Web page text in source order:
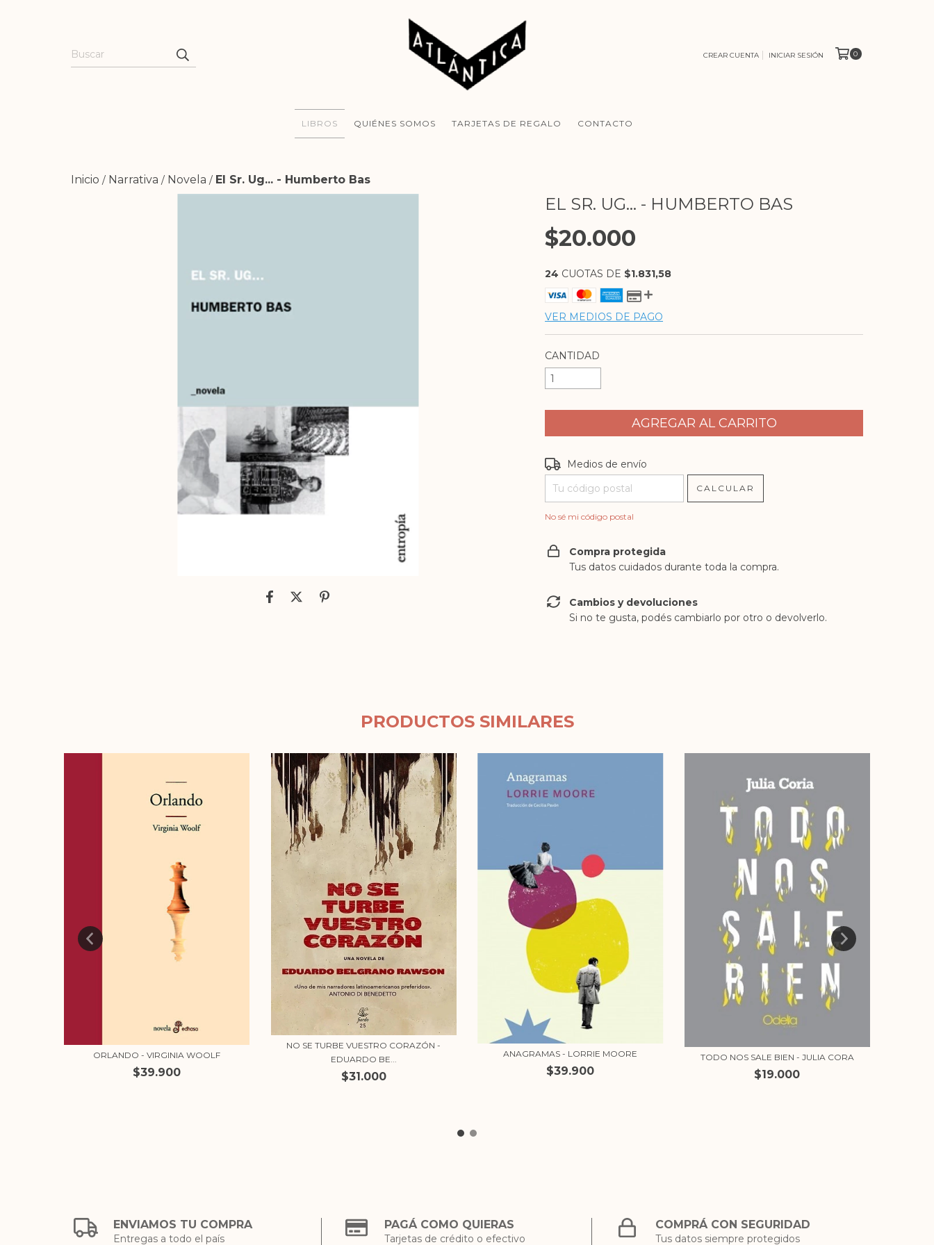
CREAR CUENTA INICIAR SESIÓN 0
LIBROS QUIÉNES SOMOS TARJETAS DE REGALO CONTACTO
Inicio / Narrativa / Novela / El Sr. Ug... - Humberto Bas
EL SR. UG... - HUMBERTO BAS
$20.000
24 CUOTAS DE $1.831,58
VER MEDIOS DE PAGO
CANTIDAD
Entregas para el CP:
Medios de envío
CALCULAR
No sé mi código postal
Compra protegida
Tus datos cuidados durante toda la compra.
Cambios y devoluciones
Si no te gusta, podés cambiarlo por otro o devolverlo.
PRODUCTOS SIMILARES
ORLANDO - VIRGINIA WOOLF
$39.900
NO SE TURBE VUESTRO CORAZÓN -
EDUARDO BE...
$31.000
ANAGRAMAS - LORRIE MOORE
$39.900
TODO NOS SALE BIEN - JULIA CORA
$19.000
ENVIAMOS TU COMPRA
Entregas a todo el país
PAGÁ COMO QUIERAS
Tarjetas de crédito o efectivo
COMPRÁ CON SEGURIDAD
Tus datos siempre protegidos